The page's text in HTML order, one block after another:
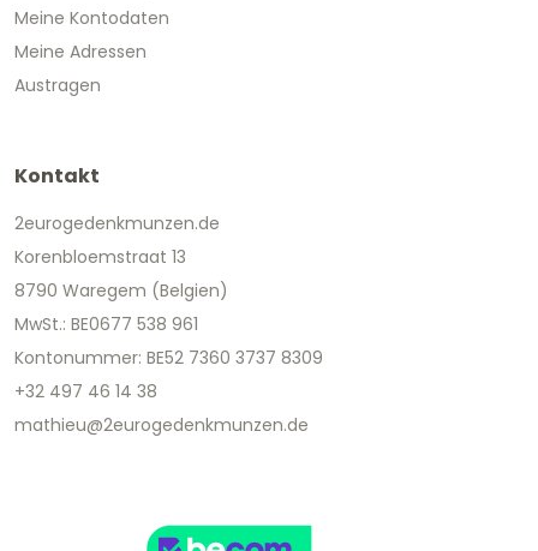
Meine Kontodaten
Meine Adressen
Austragen
Kontakt
2eurogedenkmunzen.de
Korenbloemstraat 13
8790 Waregem (Belgien)
MwSt.: BE0677 538 961
Kontonummer: BE52 7360 3737 8309
+32 497 46 14 38
mathieu@2eurogedenkmunzen.de